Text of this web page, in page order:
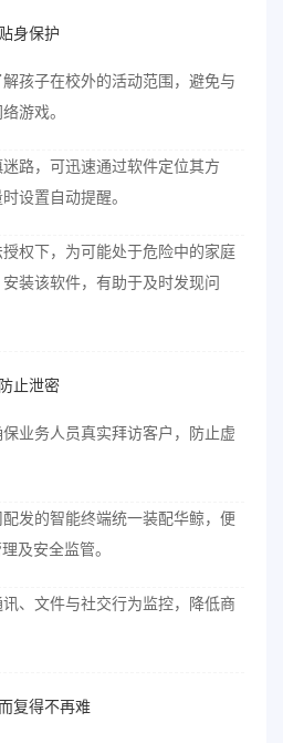
身保护
解孩子在校外的活动范围，避免与
游戏。
路，可迅速通过软件定位其方
设置自动提醒。
授权下，为可能处于危险中的家庭
装该软件，有助于及时发现问
止泄密
保业务人员真实拜访客户，防止虚
配发的智能终端统一装配华鲸，便
及安全监管。
讯、文件与社交行为监控，降低商
复得不再难